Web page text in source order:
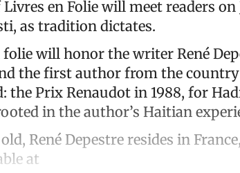
en Folie will meet readers on
as tradition dictates.
folie will honor the writer René
the first author from the
the Prix Renaudot in 1988, for
in the author’s Haitian
René Depestre resides in
at